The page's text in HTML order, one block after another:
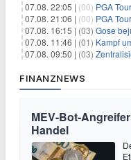
07.08. 22:05 | (00) PGA Tour
07.08. 21:06 | (00) PGA Tour-CEO
07.08. 16:15 | (03) Gose
07.08. 11:46 | (01) Kampf
07.08. 09:50 | (03)
FINANZNEWS
MEV-Bot-
Handel